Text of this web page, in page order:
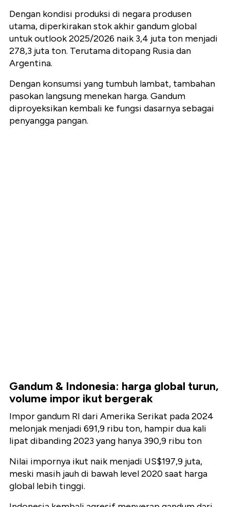
Dengan kondisi produksi di negara produsen
utama, diperkirakan stok akhir gandum global
untuk outlook 2025/2026 naik 3,4 juta ton menjadi
278,3 juta ton. Terutama ditopang Rusia dan
Argentina.
Dengan konsumsi yang tumbuh lambat, tambahan
pasokan langsung menekan harga. Gandum
diproyeksikan kembali ke fungsi dasarnya sebagai
penyangga pangan.
Gandum & Indonesia: harga global turun,
volume impor ikut bergerak
Impor gandum RI dari Amerika Serikat pada 2024
melonjak menjadi 691,9 ribu ton, hampir dua kali
lipat dibanding 2023 yang hanya 390,9 ribu ton
Nilai impornya ikut naik menjadi US$197,9 juta,
meski masih jauh di bawah level 2020 saat harga
global lebih tinggi.